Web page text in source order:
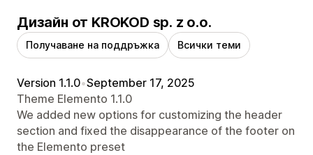
Дизайн от KROKOD sp. z o.o.
Получаване на поддръжка Всички теми
Version 1.1.0•September 17, 2025
Theme Elemento 1.1.0
We added new options for customizing the header
section and fixed the disappearance of the footer on
the Elemento preset